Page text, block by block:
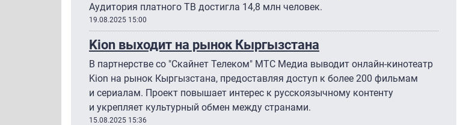
Аудитория платного ТВ достигла 14,8 млн человек.
19.08.2025 15:00
Kion выходит на рынок Кыргызстана
В партнерстве со "Скайнет Телеком" МТС Медиа выводит онлайн-кинотеатр
Kion на рынок Кыргызстана, предоставляя доступ к более 200 фильмам
и сериалам. Проект повышает интерес к русскоязычному контенту
и укрепляет культурный обмен между странами.
15.08.2025 15:36